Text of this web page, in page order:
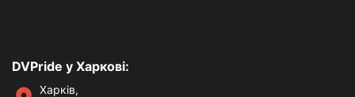
DVPride у Харкові:
Харків,